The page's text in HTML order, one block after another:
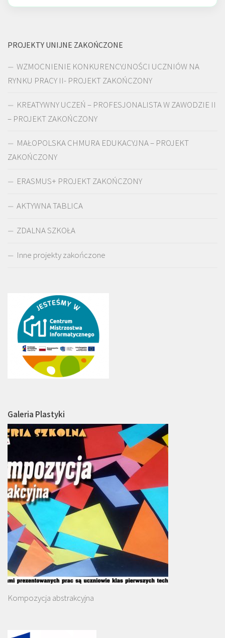
PROJEKTY UNIJNE ZAKOŃCZONE
WZMOCNIENIE KONKURENCYJNOŚCI UCZNIÓW NA
RYNKU PRACY II- PROJEKT ZAKOŃCZONY
KREATYWNY UCZEŃ – PROFESJONALISTA W ZAWODZIE II
– PROJEKT ZAKOŃCZONY
MAŁOPOLSKA CHMURA EDUKACYJNA – PROJEKT
ZAKOŃCZONY
ERASMUS+ PROJEKT ZAKOŃCZONY
AKTYWNA TABLICA
ZDALNA SZKOŁA
Inne projekty zakończone
Galeria Plastyki
Kompozycja abstrakcyjna